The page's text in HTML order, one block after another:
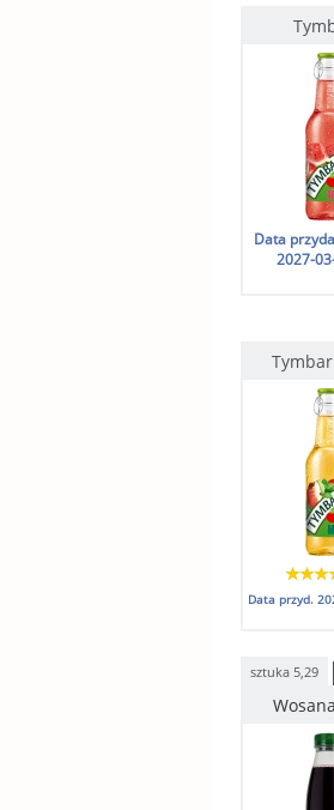
Data
2027-
Data przyd.
sztuka 5,29